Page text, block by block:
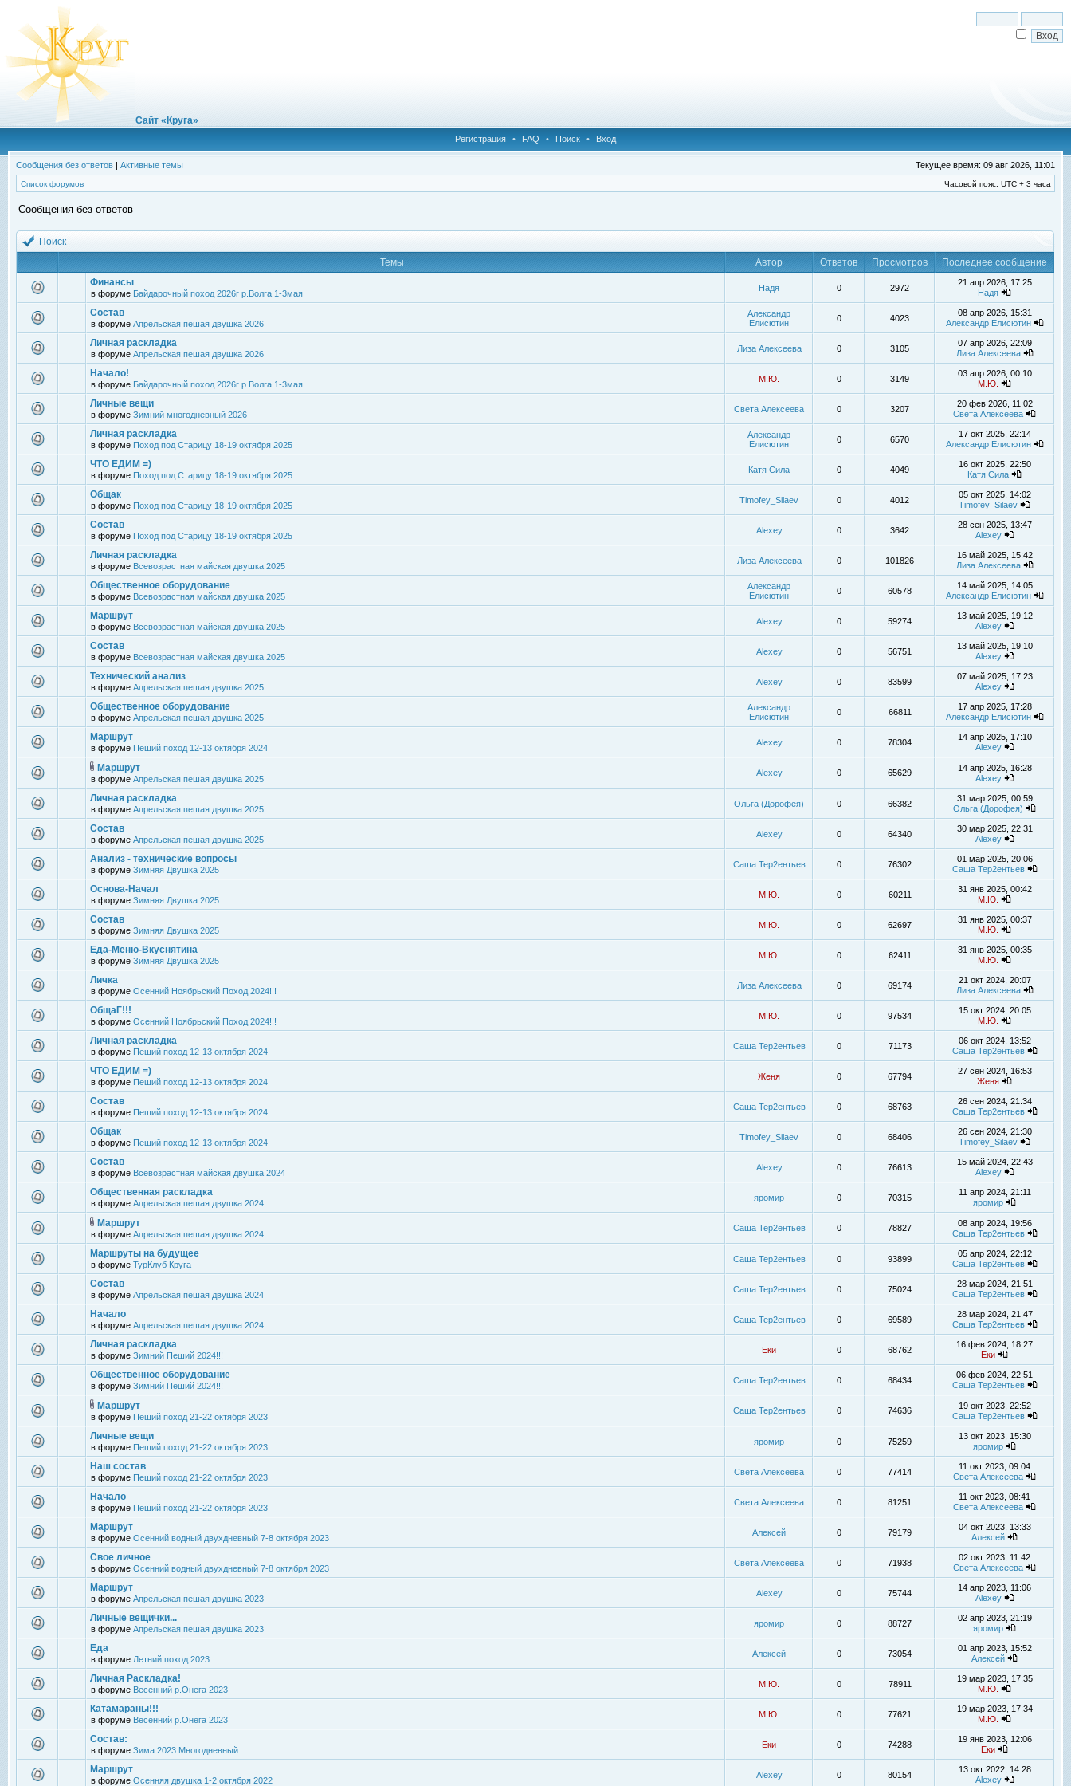
Сайт «Круга»
Регистрация • FAQ • Поиск • Вход
Сообщения без ответов | Активные темы Текущее время: 09 авг 2026, 11:01
Список форумов Часовой пояс: UTC + 3 часа
Сообщения без ответов
Поиск
Темы
Автор Ответов Просмотров
Последнее сообщение
Финансы
в форуме Байдарочный поход 2026г р.Волга 1-3мая
Надя 0 2972
21 апр 2026, 17:25
Надя
Состав
в форуме Апрельская пешая двушка 2026
Александр
Елисютин
0 4023
08 апр 2026, 15:31
Александр Елисютин
Личная раскладка
в форуме Апрельская пешая двушка 2026
Лиза Алексеева 0 3105
07 апр 2026, 22:09
Лиза Алексеева
Начало!
в форуме Байдарочный поход 2026г р.Волга 1-3мая
М.Ю. 0 3149
03 апр 2026, 00:10
М.Ю.
Личные вещи
в форуме Зимний многодневный 2026
Света Алексеева 0 3207
20 фев 2026, 11:02
Света Алексеева
Личная раскладка
в форуме Поход под Старицу 18-19 октября 2025
Александр
Елисютин
0 6570
17 окт 2025, 22:14
Александр Елисютин
ЧТО ЕДИМ =)
в форуме Поход под Старицу 18-19 октября 2025
Катя Сила 0 4049
16 окт 2025, 22:50
Катя Сила
Общак
в форуме Поход под Старицу 18-19 октября 2025
Timofey_Silaev 0 4012
05 окт 2025, 14:02
Timofey_Silaev
Состав
в форуме Поход под Старицу 18-19 октября 2025
Alexey 0 3642
28 сен 2025, 13:47
Alexey
Личная раскладка
в форуме Всевозрастная майская двушка 2025
Лиза Алексеева 0 101826
16 май 2025, 15:42
Лиза Алексеева
Общественное оборудование
в форуме Всевозрастная майская двушка 2025
Александр
Елисютин
0 60578
14 май 2025, 14:05
Александр Елисютин
Маршрут
в форуме Всевозрастная майская двушка 2025
Alexey 0 59274
13 май 2025, 19:12
Alexey
Состав
в форуме Всевозрастная майская двушка 2025
Alexey 0 56751
13 май 2025, 19:10
Alexey
Технический анализ
в форуме Апрельская пешая двушка 2025
Alexey 0 83599
07 май 2025, 17:23
Alexey
Общественное оборудование
в форуме Апрельская пешая двушка 2025
Александр
Елисютин
0 66811
17 апр 2025, 17:28
Александр Елисютин
Маршрут
в форуме Пеший поход 12-13 октября 2024
Alexey 0 78304
14 апр 2025, 17:10
Alexey
Маршрут
в форуме Апрельская пешая двушка 2025
Alexey 0 65629
14 апр 2025, 16:28
Alexey
Личная раскладка
в форуме Апрельская пешая двушка 2025
Ольга (Дорофея) 0 66382
31 мар 2025, 00:59
Ольга (Дорофея)
Состав
в форуме Апрельская пешая двушка 2025
Alexey 0 64340
30 мар 2025, 22:31
Alexey
Анализ - технические вопросы
в форуме Зимняя Двушка 2025
Саша Тер2ентьев 0 76302
01 мар 2025, 20:06
Саша Тер2ентьев
Основа-Начал
в форуме Зимняя Двушка 2025
М.Ю. 0 60211
31 янв 2025, 00:42
М.Ю.
Состав
в форуме Зимняя Двушка 2025
М.Ю. 0 62697
31 янв 2025, 00:37
М.Ю.
Еда-Меню-Вкуснятина
в форуме Зимняя Двушка 2025
М.Ю. 0 62411
31 янв 2025, 00:35
М.Ю.
Личка
в форуме Осенний Ноябрьский Поход 2024!!!
Лиза Алексеева 0 69174
21 окт 2024, 20:07
Лиза Алексеева
ОбщаГ!!!
в форуме Осенний Ноябрьский Поход 2024!!!
М.Ю. 0 97534
15 окт 2024, 20:05
М.Ю.
Личная раскладка
в форуме Пеший поход 12-13 октября 2024
Саша Тер2ентьев 0 71173
06 окт 2024, 13:52
Саша Тер2ентьев
ЧТО ЕДИМ =)
в форуме Пеший поход 12-13 октября 2024
Женя 0 67794
27 сен 2024, 16:53
Женя
Состав
в форуме Пеший поход 12-13 октября 2024
Саша Тер2ентьев 0 68763
26 сен 2024, 21:34
Саша Тер2ентьев
Общак
в форуме Пеший поход 12-13 октября 2024
Timofey_Silaev 0 68406
26 сен 2024, 21:30
Timofey_Silaev
Состав
в форуме Всевозрастная майская двушка 2024
Alexey 0 76613
15 май 2024, 22:43
Alexey
Общественная раскладка
в форуме Апрельская пешая двушка 2024
яромир 0 70315
11 апр 2024, 21:11
яромир
Маршрут
в форуме Апрельская пешая двушка 2024
Саша Тер2ентьев 0 78827
08 апр 2024, 19:56
Саша Тер2ентьев
Маршруты на будущее
в форуме ТурКлуб Круга
Саша Тер2ентьев 0 93899
05 апр 2024, 22:12
Саша Тер2ентьев
Состав
в форуме Апрельская пешая двушка 2024
Саша Тер2ентьев 0 75024
28 мар 2024, 21:51
Саша Тер2ентьев
Начало
в форуме Апрельская пешая двушка 2024
Саша Тер2ентьев 0 69589
28 мар 2024, 21:47
Саша Тер2ентьев
Личная раскладка
в форуме Зимний Пеший 2024!!!
Еки 0 68762
16 фев 2024, 18:27
Еки
Общественное оборудование
в форуме Зимний Пеший 2024!!!
Саша Тер2ентьев 0 68434
06 фев 2024, 22:51
Саша Тер2ентьев
Маршрут
в форуме Пеший поход 21-22 октября 2023
Саша Тер2ентьев 0 74636
19 окт 2023, 22:52
Саша Тер2ентьев
Личные вещи
в форуме Пеший поход 21-22 октября 2023
яромир 0 75259
13 окт 2023, 15:30
яромир
Наш состав
в форуме Пеший поход 21-22 октября 2023
Света Алексеева 0 77414
11 окт 2023, 09:04
Света Алексеева
Начало
в форуме Пеший поход 21-22 октября 2023
Света Алексеева 0 81251
11 окт 2023, 08:41
Света Алексеева
Маршрут
в форуме Осенний водный двухдневный 7-8 октября 2023
Алексей 0 79179
04 окт 2023, 13:33
Алексей
Свое личное
в форуме Осенний водный двухдневный 7-8 октября 2023
Света Алексеева 0 71938
02 окт 2023, 11:42
Света Алексеева
Маршрут
в форуме Апрельская пешая двушка 2023
Alexey 0 75744
14 апр 2023, 11:06
Alexey
Личные вещички...
в форуме Апрельская пешая двушка 2023
яромир 0 88727
02 апр 2023, 21:19
яромир
Еда
в форуме Летний поход 2023
Алексей 0 73054
01 апр 2023, 15:52
Алексей
Личная Раскладка!
в форуме Весенний р.Онега 2023
М.Ю. 0 78911
19 мар 2023, 17:35
М.Ю.
Катамараны!!!
в форуме Весенний р.Онега 2023
М.Ю. 0 77621
19 мар 2023, 17:34
М.Ю.
Состав:
в форуме Зима 2023 Многодневный
Еки 0 74288
19 янв 2023, 12:06
Еки
Маршрут
в форуме Осенняя двушка 1-2 октября 2022
Alexey 0 80154
13 окт 2022, 14:28
Alexey